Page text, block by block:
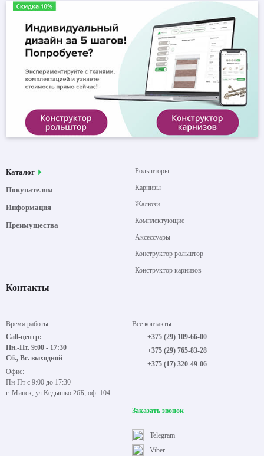
Каталог
Покупателям
Информация
Преимущества
Рольшторы
Карнизы
Жалюзи
Комплектующие
Аксессуары
Конструктор рольштор
Конструктор карнизов
Контакты
Время работы
Call-центр:
Пн.-Пт. 9:00 - 17:30
Сб., Вс. выходной
Офис:
Пн-Пт с 9:00 до 17:30
г. Минск, ул.Кедышко 26Б, оф. 104
Все контакты
+375 (29) 109-66-00
+375 (29) 765-83-28
+375 (17) 320-49-06
Заказать звонок
Viber
Telegram